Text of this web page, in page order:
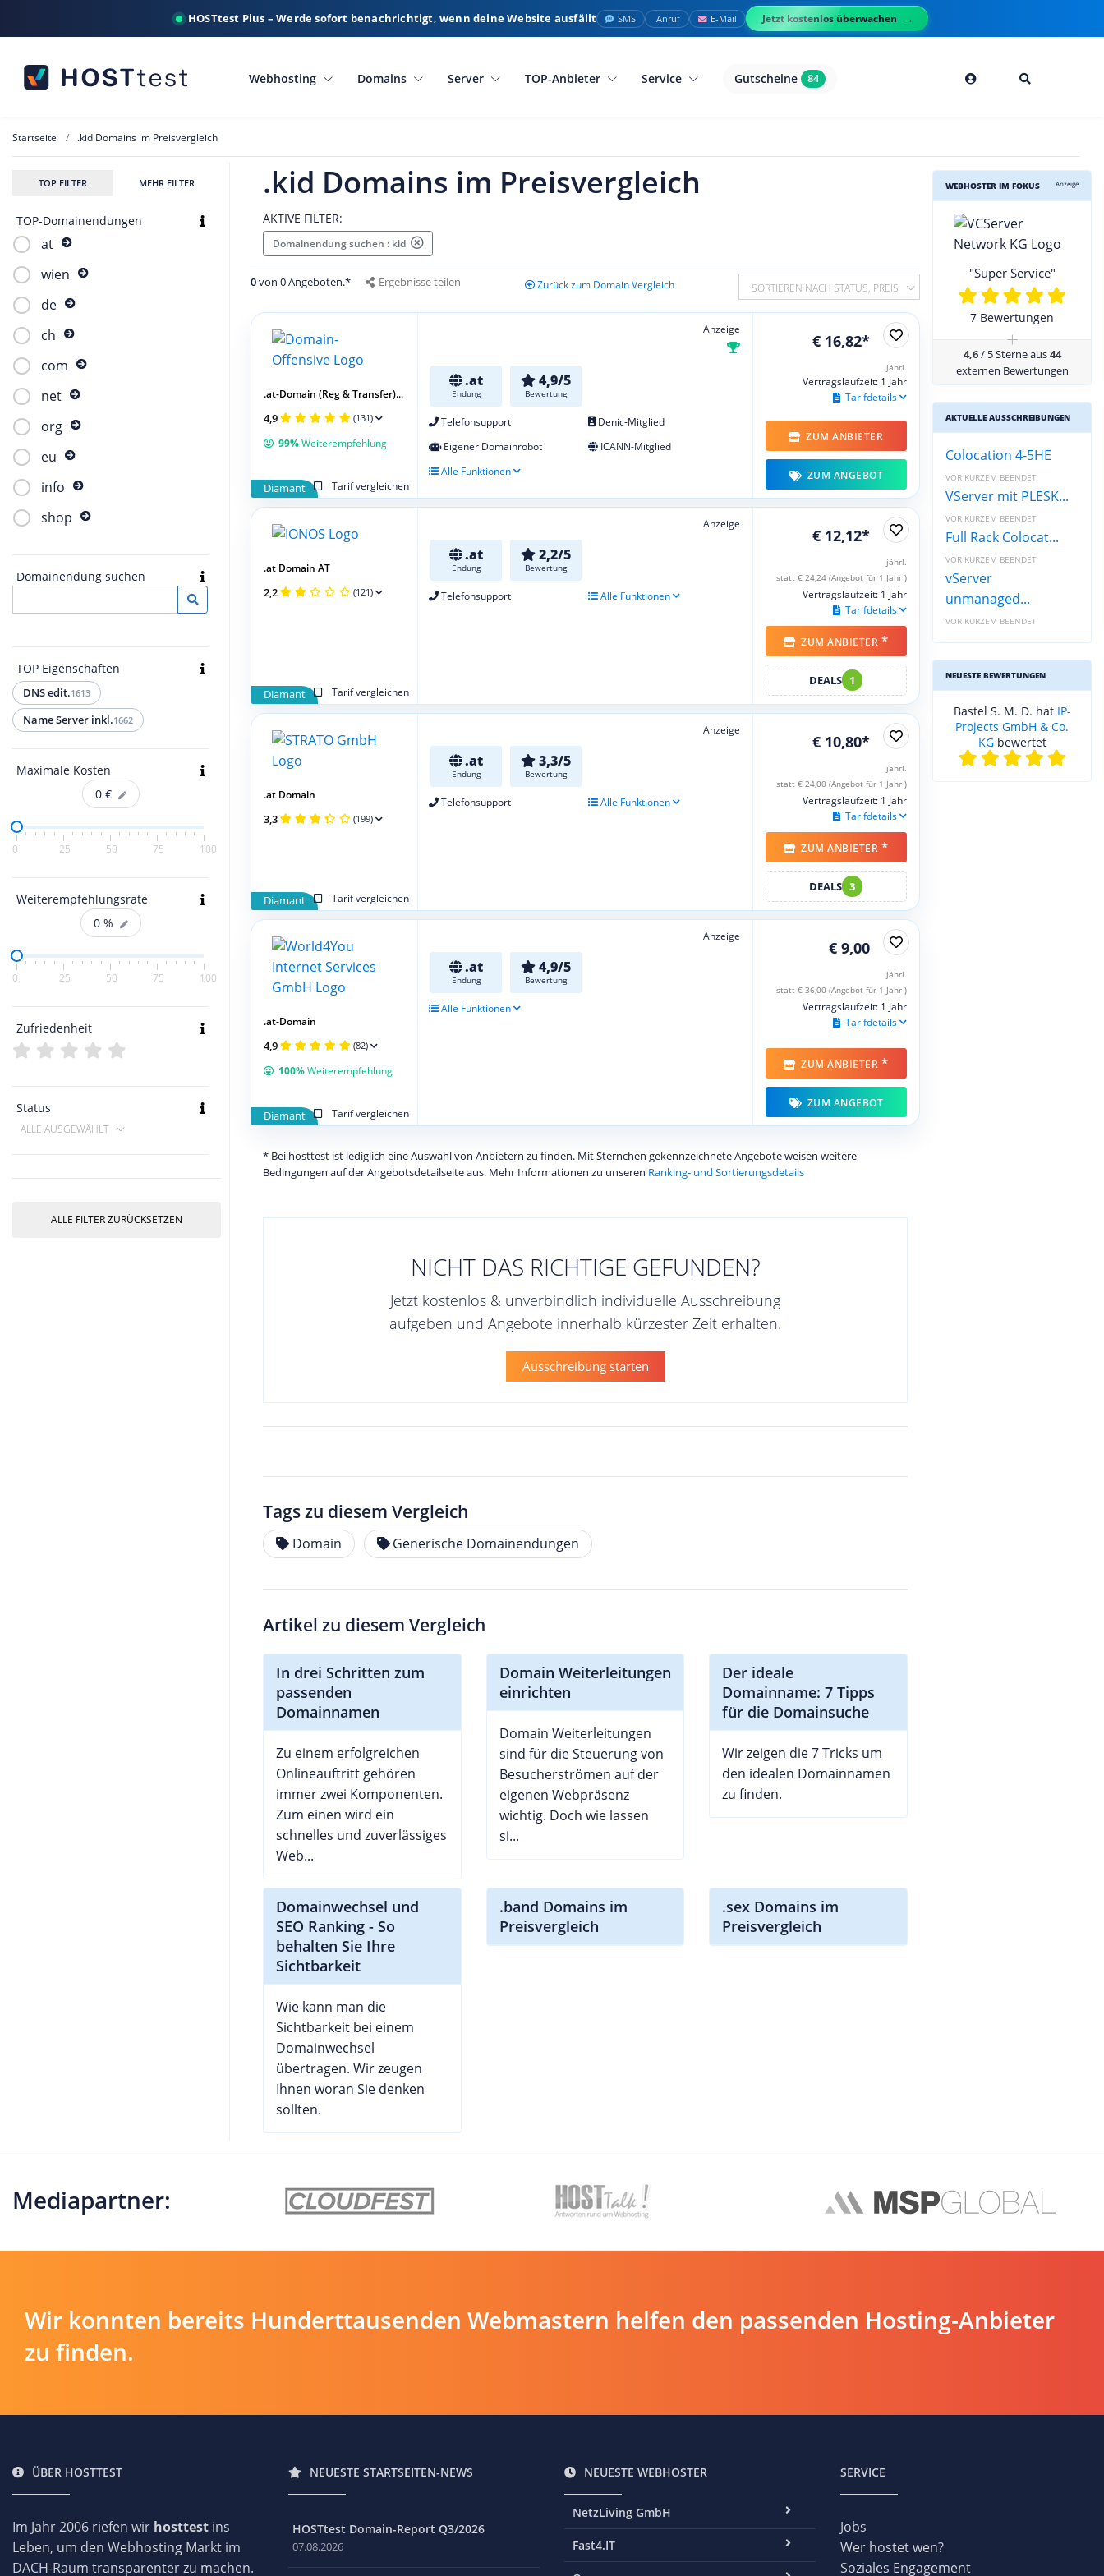
HOSTtest Plus – Werde sofort benachrichtigt, wenn deine Website ausfällt SMS Anruf E-Mail Jetzt kostenlos überwachen
Webhosting Domains Server TOP-Anbieter Service Gutscheine 84
Startseite .kid Domains im Preisvergleich
TOP FILTER MEHR FILTER
TOP-Domainendungen
at
wien
de
ch
com
net
org
eu
info
shop
Domainendung suchen
TOP Eigenschaften
DNS edit.1613
Name Server inkl.1662
Maximale Kosten
0 €
0 25 50 75 100
Weiterempfehlungsrate
0 %
0 25 50 75 100
Zufriedenheit
Status
ALLE AUSGEWÄHLT
ALLE FILTER ZURÜCKSETZEN
.kid Domains im Preisvergleich
AKTIVE FILTER:
Domainendung suchen : kid
0von 0 Angeboten.* Ergebnisse teilen Zurück zum Domain Vergleich SORTIEREN NACH STATUS, PREIS
Anzeige
.at
Endung
4,9/5
Bewertung
Telefonsupport
Denic-Mitglied
Eigener Domainrobot
ICANN-Mitglied
Alle Funktionen
Diamant
Tarif vergleichen
.at-Domain (Reg & Transfer)...
4,9 (131)
99%Weiterempfehlung
€ 16,82*
jährl.
Vertragslaufzeit: 1 Jahr
Tarifdetails
ZUM ANBIETER
ZUM ANGEBOT
Anzeige
.at
Endung
2,2/5
Bewertung
Telefonsupport Alle Funktionen
Diamant Tarif vergleichen
.at Domain AT
2,2 (121)
€ 12,12*
jährl.
statt € 24,24 (Angebot für 1 Jahr )
Vertragslaufzeit: 1 Jahr
Tarifdetails
ZUM ANBIETER *
DEALS 1
Anzeige
.at
Endung
3,3/5
Bewertung
Telefonsupport Alle Funktionen
Diamant Tarif vergleichen
.at Domain
3,3 (199)
€ 10,80*
jährl.
statt € 24,00 (Angebot für 1 Jahr )
Vertragslaufzeit: 1 Jahr
Tarifdetails
ZUM ANBIETER *
DEALS 3
Anzeige
.at
Endung
4,9/5
Bewertung
Alle Funktionen
Diamant Tarif vergleichen
.at-Domain
4,9 (82)
100%Weiterempfehlung
€ 9,00
jährl.
statt € 36,00 (Angebot für 1 Jahr )
Vertragslaufzeit: 1 Jahr
Tarifdetails
ZUM ANBIETER *
ZUM ANGEBOT
* Bei hosttest ist lediglich eine Auswahl von Anbietern zu finden. Mit Sternchen gekennzeichnete Angebote weisen weitere
Bedingungen auf der Angebotsdetailseite aus. Mehr Informationen zu unseren Ranking- und Sortierungsdetails
NICHT DAS RICHTIGE GEFUNDEN?
Jetzt kostenlos & unverbindlich individuelle Ausschreibung
aufgeben und Angebote innerhalb kürzester Zeit erhalten.
Ausschreibung starten
Tags zu diesem Vergleich
Domain Generische Domainendungen
Artikel zu diesem Vergleich
In drei Schritten zum
passenden
Domainnamen
Zu einem erfolgreichen
Onlineauftritt gehören
immer zwei Komponenten.
Zum einen wird ein
schnelles und zuverlässiges
Web...
Domain Weiterleitungen
einrichten
Domain Weiterleitungen
sind für die Steuerung von
Besucherströmen auf der
eigenen Webpräsenz
wichtig. Doch wie lassen
si...
Der ideale
Domainname: 7 Tipps
für die Domainsuche
Wir zeigen die 7 Tricks um
den idealen Domainnamen
zu finden.
Domainwechsel und
SEO Ranking - So
behalten Sie Ihre
Sichtbarkeit
Wie kann man die
Sichtbarkeit bei einem
Domainwechsel
übertragen. Wir zeugen
Ihnen woran Sie denken
sollten.
.band Domains im
Preisvergleich
.sex Domains im
Preisvergleich
WEBHOSTER IM FOKUS Anzeige
"Super Service"
7 Bewertungen
+
4,6/ 5 Sterne aus44
externen Bewertungen
AKTUELLE AUSSCHREIBUNGEN
Colocation 4-5HE
VOR KURZEM BEENDET
VServer mit PLESK...
VOR KURZEM BEENDET
Full Rack Colocat...
VOR KURZEM BEENDET
vServer
unmanaged...
VOR KURZEM BEENDET
NEUESTE BEWERTUNGEN
Bastel S. M. D. hat IP-
Projects GmbH & Co.
KGbewertet
Mediapartner:
Wir konnten bereits Hunderttausenden Webmastern helfen den passenden Hosting-Anbieter
zu finden.
ÜBER HOSTTEST
Im Jahr 2006 riefen wir hosttest ins
Leben, um den Webhosting Markt im
DACH-Raum transparenter zu machen.
NEUESTE STARTSEITEN-NEWS
HOSTtest Domain-Report Q3/2026
07.08.2026
NEUESTE WEBHOSTER
NetzLiving GmbH
Fast4.IT
SERVICE
Jobs
Wer hostet wen?
Soziales Engagement